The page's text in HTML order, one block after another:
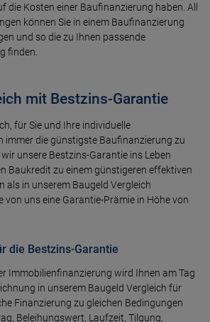
die Kosten einer Baufinanzierung haben. All
können Sie in einem Baufinanzierung
und so die zu Ihnen passende
finden.
mit Bestzins-Garantie
für Sie und Ihre individuelle
immer die günstigste Baufinanzierung zu
unsere Bestzins-Garantie ins Leben
Baukredit zu einem günstigeren effektiven
als in unserem Baugeld Vergleich
von uns eine Garantie-Prämie in Höhe von
die Bestzins-Garantie
Immobilienfinanzierung wird Ihnen am Tag
in unserem Baugeld Vergleich für
Finanzierung zu gleichen Bedingungen
Beleihungswert, Laufzeit, Tilgung,